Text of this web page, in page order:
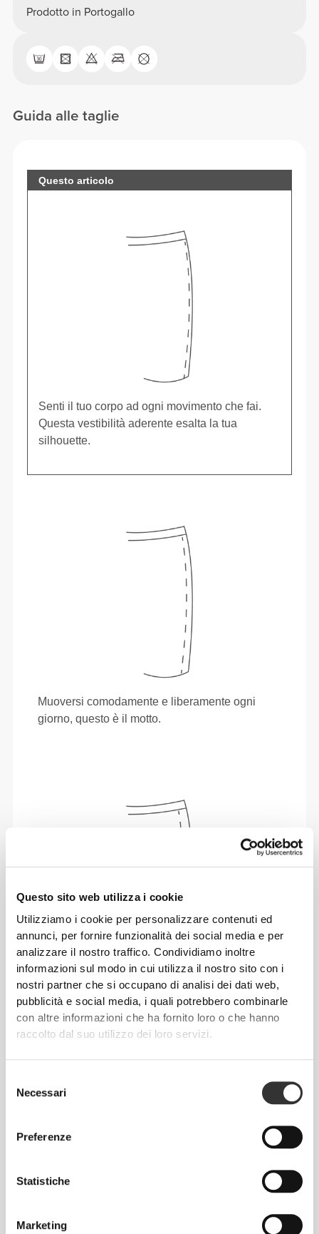
Questo sito web utilizza i cookie
Utilizziamo i cookie per personalizzare contenuti ed
annunci, per fornire funzionalità dei social media e per
analizzare il nostro traffico. Condividiamo inoltre
informazioni sul modo in cui utilizza il nostro sito con i
nostri partner che si occupano di analisi dei dati web,
pubblicità e social media, i quali potrebbero combinarle
con altre informazioni che ha fornito loro o che hanno
raccolto dal suo utilizzo dei loro servizi.
delNecessari
Preferenze
Statistiche
Marketing
Prodotto in Portogallo
Guida alle taglie
Questo articolo
Senti il tuo corpo ad ogni movimento che fai.
Questa vestibilità aderente esalta la tua
silhouette.
Muoversi comodamente e liberamente ogni
giorno, questo è il motto.
Totale libertà di movimento. La tua vestibilità
comoda e rilassata per un look casual.
TAGLIA CONSIGLIATA IN BASE ALLE TUE
CAVALLO
cavallo
all'orlo
(cm)/(in)
77